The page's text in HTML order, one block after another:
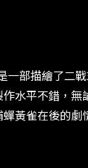
一部描繪了二
水平不錯，
黃雀在後的劇